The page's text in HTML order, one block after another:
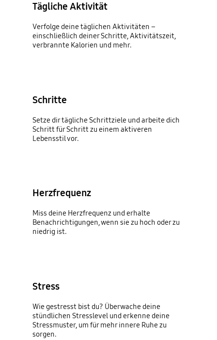
Tägliche Aktivität
Verfolge deine täglichen Aktivitäten –
einschließlich deiner Schritte, Aktivitätszeit,
verbrannte Kalorien und mehr.
Schritte
Setze dir tägliche Schrittziele und arbeite dich
Schritt für Schritt zu einem aktiveren
Lebensstil vor.
Herzfrequenz
Miss deine Herzfrequenz und erhalte
Benachrichtigungen, wenn sie zu hoch oder zu
niedrig ist.
Stress
Wie gestresst bist du? Überwache deine
stündlichen Stresslevel und erkenne deine
Stressmuster, um für mehr innere Ruhe zu
sorgen.